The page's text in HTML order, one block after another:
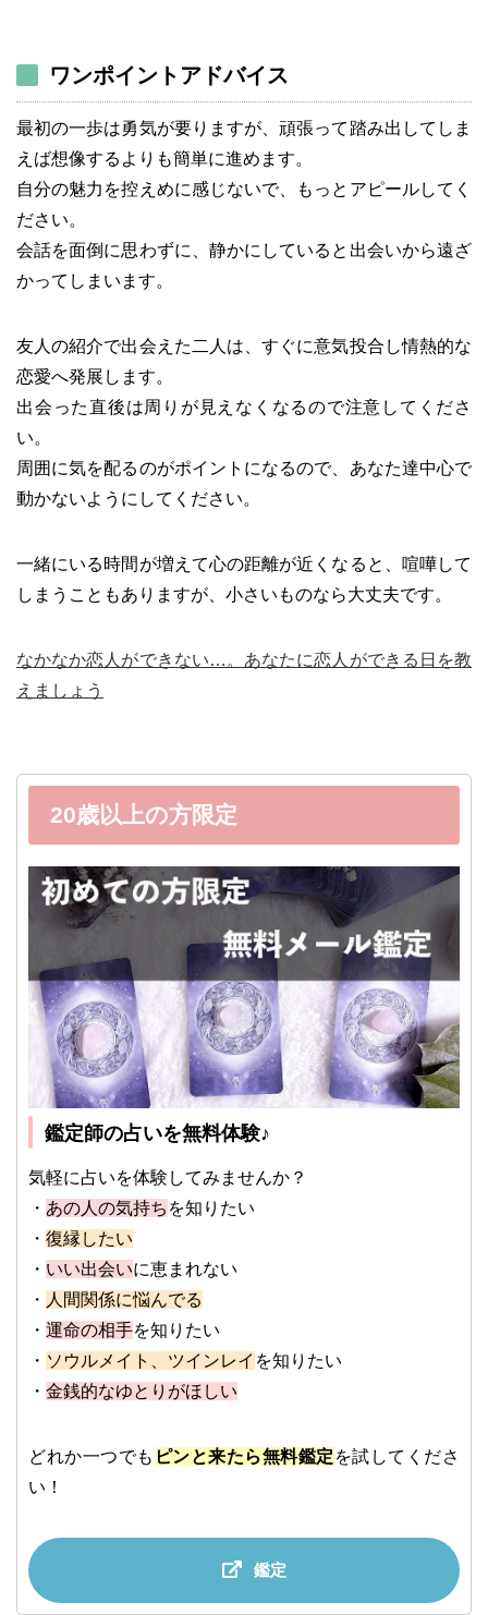
ワンポイントアドバイス
最初の一歩は勇気が要りますが、頑張って踏み出してしま
えば想像するよりも簡単に進めます。
自分の魅力を控えめに感じないで、もっとアピールしてく
ださい。
会話を面倒に思わずに、静かにしていると出会いから遠ざ
かってしまいます。
友人の紹介で出会えた二人は、すぐに意気投合し情熱的な
恋愛へ発展します。
出会った直後は周りが見えなくなるので注意してくださ
い。
周囲に気を配るのがポイントになるので、あなた達中心で
動かないようにしてください。
一緒にいる時間が増えて心の距離が近くなると、喧嘩して
しまうこともありますが、小さいものなら大丈夫です。
なかなか恋人ができない…。あなたに恋人ができる日を教
えましょう
20歳以上の方限定
鑑定師の占いを無料体験♪
気軽に占いを体験してみませんか？
・ あの人の気持ち を知りたい
・ 復縁したい
・ いい出会いに恵まれない
・ 人間関係に悩んでる
・ 運命の相手を知りたい
・ ソウルメイト、ツインレイ を知りたい
・ 金銭的なゆとりがほしい
どれか一つでも ピンと来たら無料鑑定 を試してくださ
い！
鑑定